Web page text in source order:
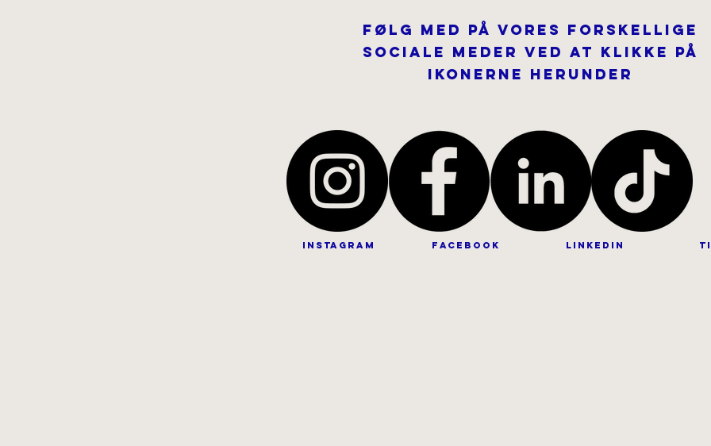
Følg med på vores forskellige
sociale meder ved at klikke på
ikonerne herunder
instagram facebook linkedin